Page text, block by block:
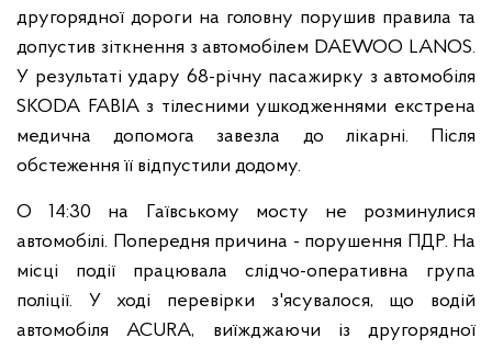
другорядної дороги на головну порушив правила та
допустив зіткнення з автомобілем DAEWOO LANOS.
У результаті удару 68-річну пасажирку з автомобіля
SKODA FABIA з тілесними ушкодженнями екстрена
медична допомога завезла до лікарні. Після
обстеження її відпустили додому.
О 14:30 на Гаївському мосту не розминулися
автомобілі. Попередня причина - порушення ПДР. На
місці події працювала слідчо-оперативна група
поліції. У ході перевірки з'ясувалося, що водій
автомобіля ACURA, виїжджаючи із другорядної